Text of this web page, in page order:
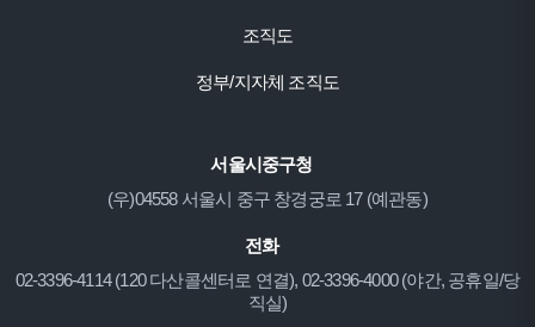
조직도
정부/지자체 조직도
서울시중구청
(우)04558 서울시 중구 창경궁로 17 (예관동)
전화
02-3396-4114 (120 다산콜센터로 연결), 02-3396-4000 (야간, 공휴일/당
직실)